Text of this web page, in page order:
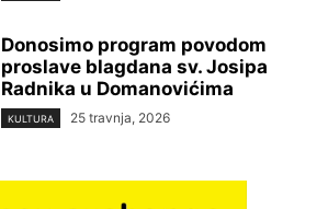
Donosimo program povodom
proslave blagdana sv. Josipa
Radnika u Domanovićima
KULTURA 25 travnja, 2026